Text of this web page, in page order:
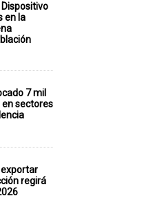
en la
7 mil
sectores
regirá